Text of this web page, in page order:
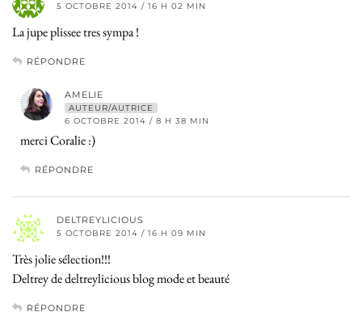
5 OCTOBRE 2014 / 16 H 02 MIN
La jupe plissee tres sympa !
RÉPONDRE
AMELIE
AUTEUR/AUTRICE
6 OCTOBRE 2014 / 8 H 38 MIN
merci Coralie :)
RÉPONDRE
DELTREYLICIOUS
5 OCTOBRE 2014 / 16 H 09 MIN
Très jolie sélection!!!
Deltrey de deltreylicious blog mode et beauté
RÉPONDRE